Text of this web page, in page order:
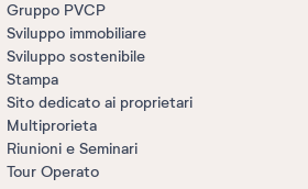
Gruppo PVCP
Sviluppo immobiliare
Sviluppo sostenibile
Stampa
Sito dedicato ai proprietari
Multiprorieta
Riunioni e Seminari
Tour Operato